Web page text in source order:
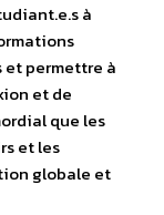
à
permettre à
et de
que les
et les
globale et